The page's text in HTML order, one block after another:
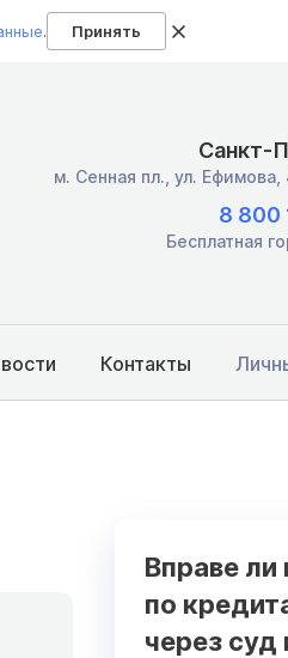
. Принять
Санкт-
м. Сенная пл., ул.
8 800
Бесплатная
Контакты
Вправе ли
по
через